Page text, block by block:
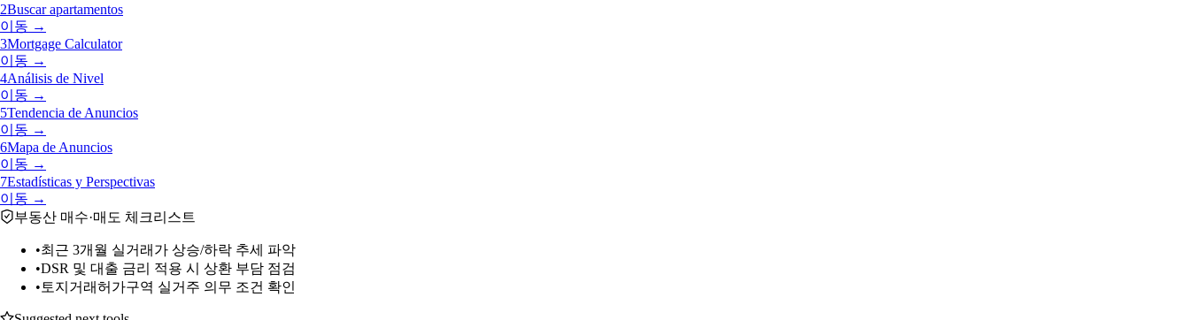
2Buscar apartamentos
이동 →
3Mortgage Calculator
이동 →
4Análisis de Nivel
이동 →
5Tendencia de Anuncios
이동 →
6Mapa de Anuncios
이동 →
7Estadísticas y Perspectivas
이동 →
부동산 매수·매도 체크리스트
•최근 3개월 실거래가 상승/하락 추세 파악
•DSR 및 대출 금리 적용 시 상환 부담 점검
• 토지거래허가구역 실거주 의무 조건 확인